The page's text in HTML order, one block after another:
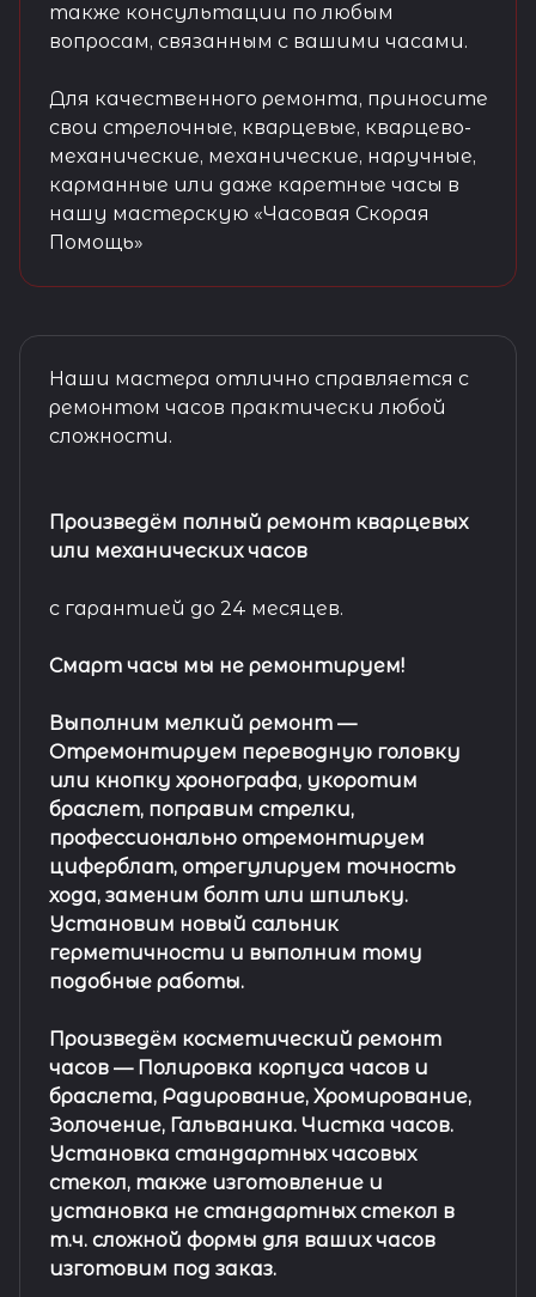
также консультации по любым
вопросам, связанным с вашими часами.
Для качественного ремонта, приносите
свои стрелочные, кварцевые, кварцево-
механические, механические, наручные,
карманные или даже каретные часы в
нашу мастерскую «Часовая Скорая
Помощь»
Наши мастера отлично справляется с
ремонтом часов практически любой
сложности.
Произведём полный ремонт кварцевых
или механических часов
с гарантией до 24 месяцев.
Смарт часы мы не ремонтируем!
Выполним мелкий ремонт —
Отремонтируем переводную головку
или кнопку хронографа, укоротим
браслет, поправим стрелки,
профессионально отремонтируем
циферблат, отрегулируем точность
хода, заменим болт или шпильку.
Установим новый сальник
герметичности и выполним тому
подобные работы.
Произведём косметический ремонт
часов — Полировка корпуса часов и
браслета, Радирование, Хромирование,
Золочение, Гальваника. Чистка часов.
Установка стандартных часовых
стекол, также изготовление и
установка не стандартных стекол в
т.ч. сложной формы для ваших часов
изготовим под заказ.